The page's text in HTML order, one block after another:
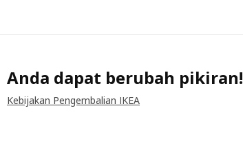
Anda dapat berubah pikiran!
Kebijakan Pengembalian IKEA